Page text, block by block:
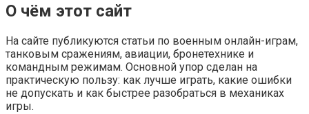
О чём этот сайт
На сайте публикуются статьи по военным онлайн-играм,
танковым сражениям, авиации, бронетехнике и
командным режимам. Основной упор сделан на
практическую пользу: как лучше играть, какие ошибки
не допускать и как быстрее разобраться в механиках
игры.